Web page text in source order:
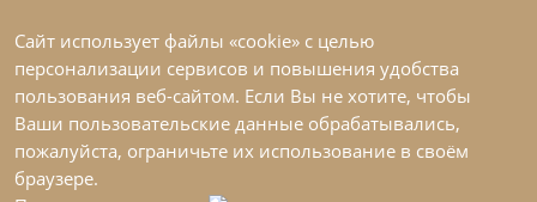
Сайт использует файлы «cookie» с целью
персонализации сервисов и повышения удобства
пользования веб-сайтом. Если Вы не хотите, чтобы
Ваши пользовательские данные обрабатывались,
пожалуйста, ограничьте их использование в своём
браузере.